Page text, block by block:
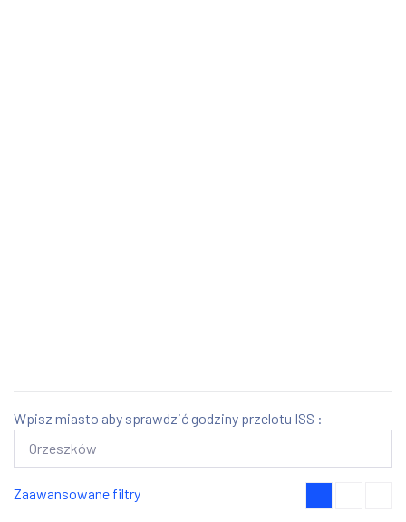
Wpisz miasto aby sprawdzić godziny przelotu ISS :
Zaawansowane filtry